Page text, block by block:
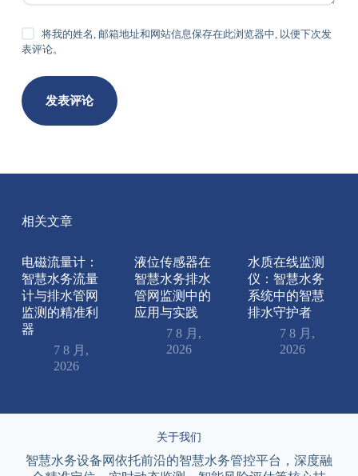
将我的姓名, 邮箱地址和网站信息保存在此浏览器中, 以便下次发
表评论。
发表评论
相关文章
电磁流量计：
智慧水务流量
计与排水管网
监测的精准利
器
7 8 月,
2026
液位传感器在
智慧水务排水
管网监测中的
应用与实践
7 8 月,
2026
水质在线监测
仪：智慧水务
系统中的智慧
排水守护者
7 8 月,
2026
关于我们
智慧水务设备网依托前沿的智慧水务管控平台，深度融